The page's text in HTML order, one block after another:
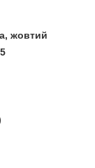
жовтий